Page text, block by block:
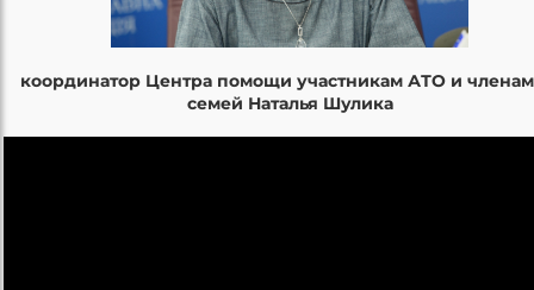
координатор Центра помощи участникам АТО и
семей Наталья Шулика